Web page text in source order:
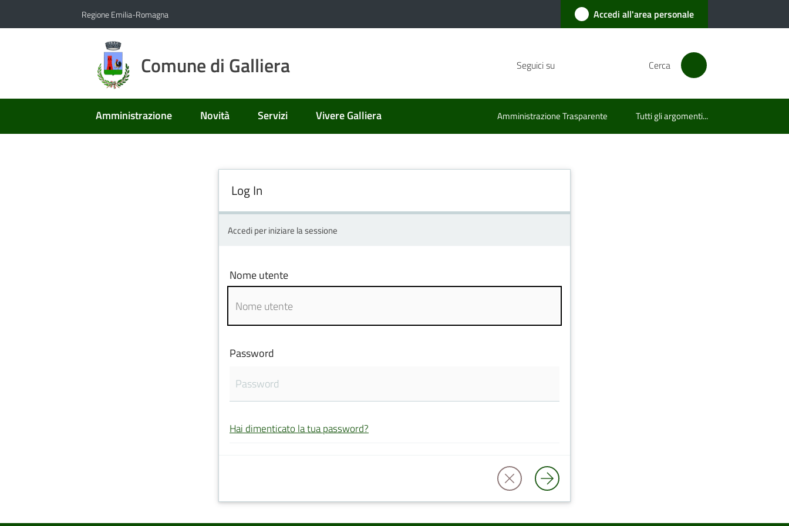
Regione Emilia-Romagna Accedi all'area personale
Comune di Galliera Seguici su Cerca
Amministrazione Novità Servizi Vivere Galliera Amministrazione Trasparente Tutti gli argomenti...
Log In
Accedi per iniziare la sessione
Nome utente
Password
Hai dimenticato la tua password?